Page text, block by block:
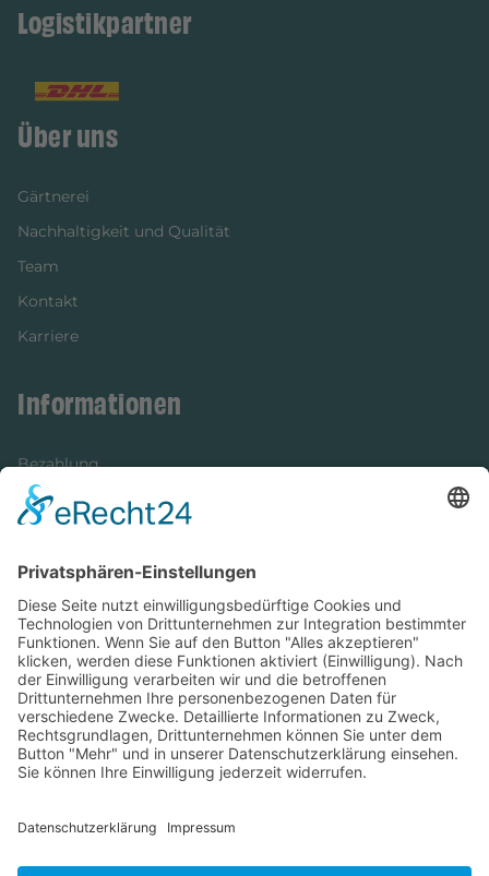
Logistikpartner
Über uns
Gärtnerei
Nachhaltigkeit und Qualität
Team
Kontakt
Karriere
Informationen
Bezahlung
Newsletter
Versandinformationen
Verfügbarkeit/Verträglichkeit
Rechtliches
Widerrufsrecht und Widerrufsformular
Impressum
Datenschutzerklärung
Cookie-Einstellungen
AGB